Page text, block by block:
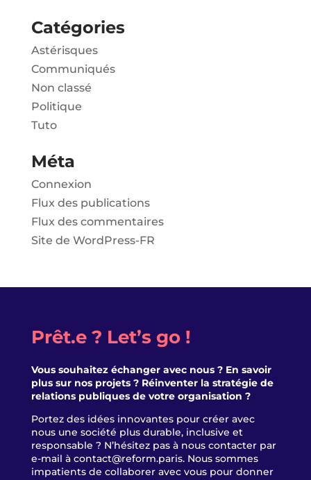
Catégories
Astérisques
Communiqués
Non classé
Politique
Tuto
Méta
Connexion
Flux des publications
Flux des commentaires
Site de WordPress-FR
Prêt.e ? Let’s go !
Vous souhaitez échanger avec nous ? En savoir
plus sur nos projets ? Réinventer la stratégie de
relations publiques de votre organisation ?
Portez des idées innovantes pour créer avec
nous une société plus durable, inclusive et
responsable ? N’hésitez pas à nous contacter par
e-mail à contact@reform.paris. Nous sommes
impatients de collaborer avec vous pour donner